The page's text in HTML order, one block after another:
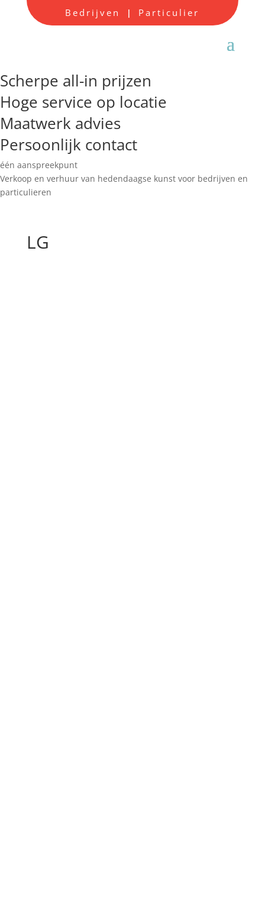
Bedrijven | Particulier
Scherpe all-in prijzen
Hoge service op locatie
Maatwerk advies
Persoonlijk contact
één aanspreekpunt
Verkoop en verhuur van hedendaagse kunst voor bedrijven en
particulieren
LG